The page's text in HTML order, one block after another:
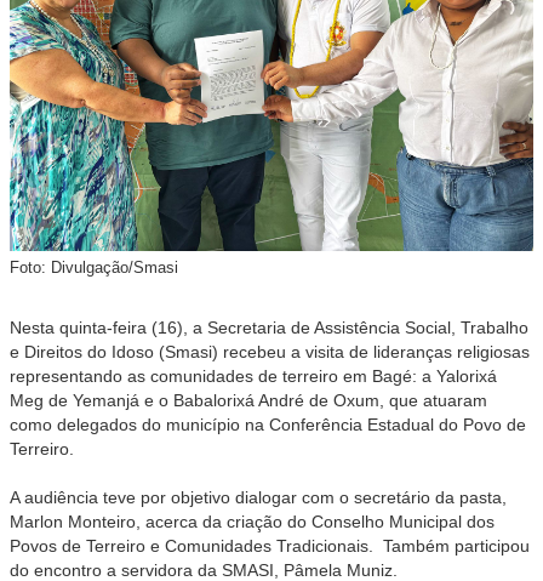
Foto: Divulgação/Smasi
Nesta quinta-feira (16), a Secretaria de Assistência Social, Trabalho
e Direitos do Idoso (Smasi) recebeu a visita de lideranças religiosas
representando as comunidades de terreiro em Bagé: a Yalorixá
Meg de Yemanjá e o Babalorixá André de Oxum, que atuaram
como delegados do município na Conferência Estadual do Povo de
Terreiro.
A audiência teve por objetivo dialogar com o secretário da pasta,
Marlon Monteiro, acerca da criação do Conselho Municipal dos
Povos de Terreiro e Comunidades Tradicionais. Também participou
do encontro a servidora da SMASI, Pâmela Muniz.